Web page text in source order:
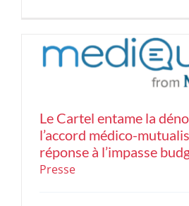
Le Cartel entame la
l’accord médico-
réponse à l’impasse
Presse